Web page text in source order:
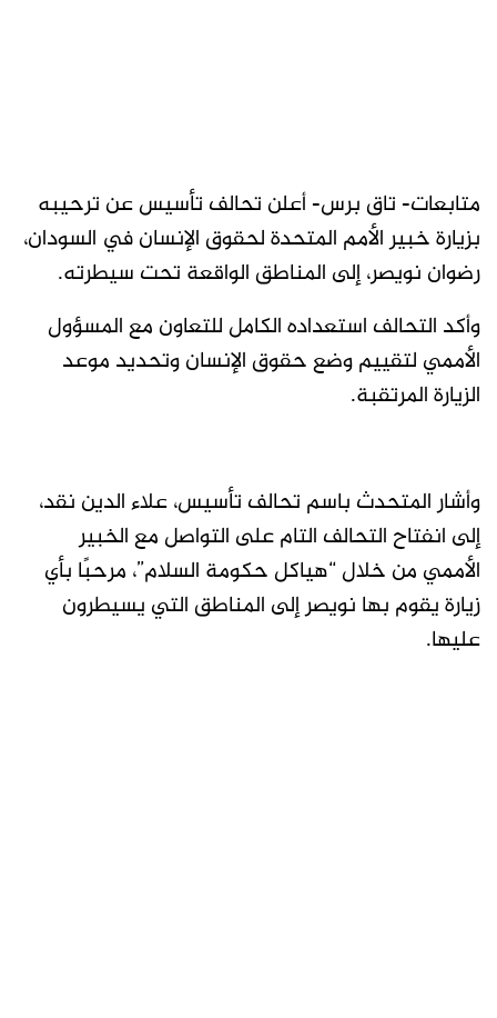
متابعات- تاق برس- أعلن تحالف تأسيس عن ترحيبه
بزيارة خبير الأمم المتحدة لحقوق الإنسان في السودان،
رضوان نويصر، إلى المناطق الواقعة تحت سيطرته.
وأكد التحالف استعداده الكامل للتعاون مع المسؤول
الأممي لتقييم وضع حقوق الإنسان وتحديد موعد
الزيارة المرتقبة.
وأشار المتحدث باسم تحالف تأسيس، علاء الدين نقد،
إلى انفتاح التحالف التام على التواصل مع الخبير
الأممي من خلال “هياكل حكومة السلام”، مرحبًا بأي
زيارة يقوم بها نويصر إلى المناطق التي يسيطرون
عليها.